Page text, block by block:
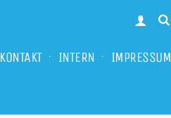
KONTAKT INTERN IMPRESSUM